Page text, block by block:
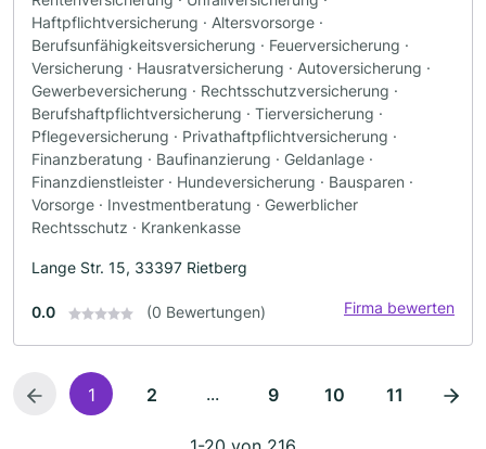
Haftpflichtversicherung · Altersvorsorge ·
Berufsunfähigkeitsversicherung · Feuerversicherung ·
Versicherung · Hausratversicherung · Autoversicherung ·
Gewerbeversicherung · Rechtsschutzversicherung ·
Berufshaftpflichtversicherung · Tierversicherung ·
Pflegeversicherung · Privathaftpflichtversicherung ·
Finanzberatung · Baufinanzierung · Geldanlage ·
Finanzdienstleister · Hundeversicherung · Bausparen ·
Vorsorge · Investmentberatung · Gewerblicher
Rechtsschutz · Krankenkasse
Lange Str. 15, 33397 Rietberg
0.0 (0 Bewertungen) Firma bewerten
1 2 ... 9 10 11